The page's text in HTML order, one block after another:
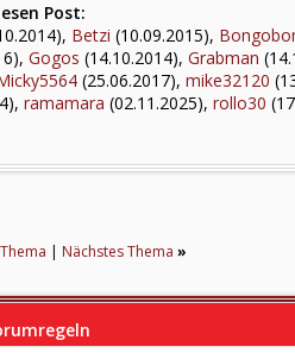
Post:
Betzi (10.09.2015),
Gogos (14.10.2014), Grabman
(25.06.2017), mike32120
ramamara (02.11.2025), rollo30
| Nächstes Thema »